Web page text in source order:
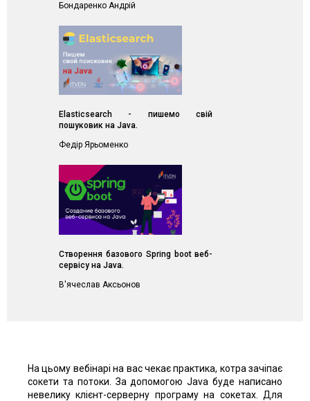
Бондаренко Андрій
Elasticsearch - пишемо свій
пошуковик на Java.
Федір Ярьоменко
Створення базового Spring boot веб-
сервісу на Java.
В'ячеслав Аксьонов
На цьому вебінарі на вас чекає практика, котра зачіпає
сокети та потоки. За допомогою Java буде написано
невелику клієнт-серверну програму на сокетах. Для